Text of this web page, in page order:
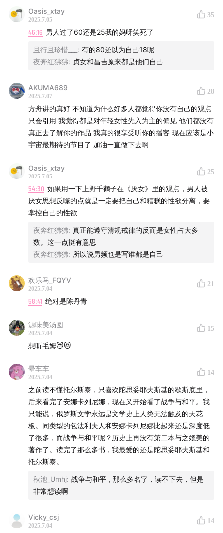
Oasis_xtay
2025.7.05
35
46:16 男人过了60还是25我的妈呀笑死了
且行且珍惜___ : 有的80还以为自己18呢
夜奔红狒狒: 贞女和昌吉原来都是他们自己
AKUMA689
2025.7.07
28
方舟讲的真好 不知道为什么好多人都觉得你没有自己的观点
只会引用 我觉得都是对年轻女性先入为主的偏见 他们都没有
真正去了解你的作品 我真的很享受听你的播客 现在应该是小
宇宙最期待的节目了 加油一直做下去啊
Oasis_xtay
2025.7.05
25
54:30 如果用一下上野千鹤子在《厌女》里的观点，男人被
厌女思想反噬的点就是一定要把自己和糟糕的性欲分离，要
掌控自己的性欲
夜奔红狒狒: 真正能遵守清规戒律的反而是女性占大多
数。这一点挺有意思
夜奔红狒狒: 所以说男频也是写谁都是自己
欢乐马_FQYV
2025.7.04
21
58:41 绝对是陈丹青
源味美汤圆
2025.7.04
15
想听毛姆😻😻
晕车车
2025.7.04
14
之前读不懂托尔斯泰，只喜欢陀思妥耶夫斯基的歇斯底里，
后来看完了安娜卡列尼娜，现在又开始看了战争与和平。我
只能说，俄罗斯文学永远是文学史上人类无法触及的天花
板。同类型的包法利夫人和安娜卡列尼娜比起来还是深度低
了很多，而战争与和平呢？历史上再没有第二本与之媲美的
著作了。读完了那么多书，我最爱的还是陀思妥耶夫斯基和
托尔斯泰。
秋池_Umhj: 战争与和平，那么多名字，读不下去，但是
非常想读啊
Vicky_csj
2025.7.04
14